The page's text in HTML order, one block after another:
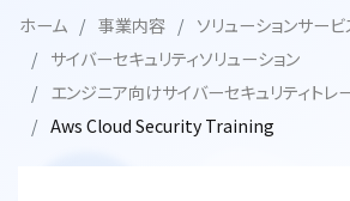
ホーム 事業内容
ソリューションサービ
サイバーセキュリティソリューション
エンジニア向けサイバーセキュリティトレ
Aws Cloud Security Training